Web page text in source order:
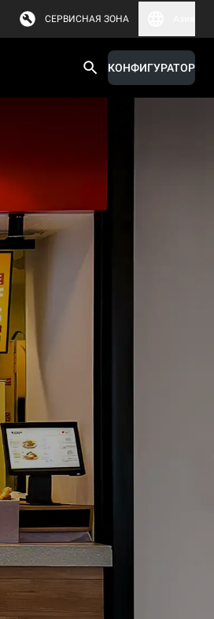
СЕРВИСНАЯ ЗОНА
КОНФИГУРАТОР